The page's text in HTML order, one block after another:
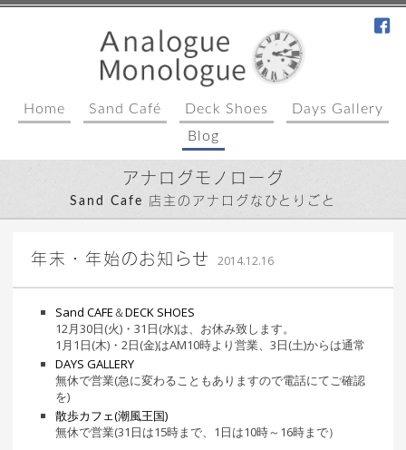
Home Sand Café Deck Shoes
Days Gallery
Blog
アナログモノローグ
Sand Cafe 店主のアナログなひとりごと
年末・年始のお知らせ 2014.12.16｜ 更新日：
込山 敏郎
Sand CAFE＆DECK SHOES
12月30日(火)・31日(水)は、お休み致します。
1月1日(木)・2日(金)はAM10時より営業、3日(土)からは通常
DAYS GALLERY
無休で営業(急に変わることもありますので電話にてご確認
を)
散歩カフェ(潮風王国)
無休で営業(31日は15時まで、1日は10時～16時まで）